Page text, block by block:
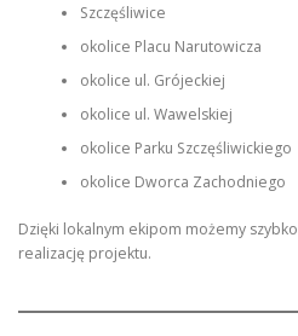
Szczęśliwice
okolice Placu Narutowicza
okolice ul. Grójeckiej
okolice ul. Wawelskiej
okolice Parku Szczęśliwickiego
okolice Dworca Zachodniego
Dzięki lokalnym ekipom możemy
realizację projektu.